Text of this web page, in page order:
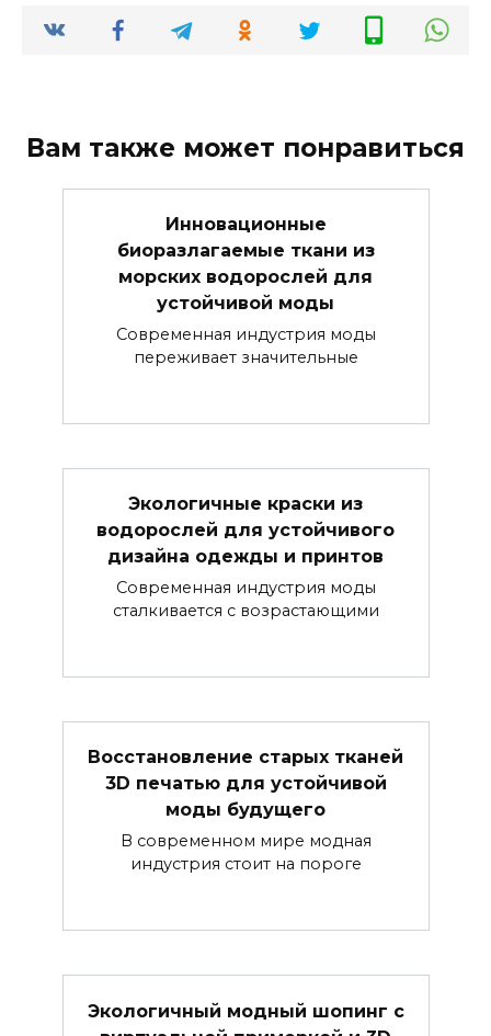
Вам также может понравиться
Инновационные
биоразлагаемые ткани из
морских водорослей для
устойчивой моды
Современная индустрия моды
переживает значительные
Экологичные краски из
водорослей для устойчивого
дизайна одежды и принтов
Современная индустрия моды
сталкивается с возрастающими
Восстановление старых тканей
3D печатью для устойчивой
моды будущего
В современном мире модная
индустрия стоит на пороге
Экологичный модный шопинг с